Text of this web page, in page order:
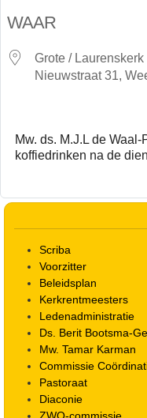
WAAR
Grote / Laurenskerk
Nieuwstraat 31,
Mw. ds. M.J.L de
koffiedrinken na de
Scriba
Voorzitter
Beleidsplan
Kerkrentmeesters
Ledenadministratie
Ds. Berit Bootsma-
Mw. Tamar Karman
Commissie
Pastoraat
Diaconie
ZWO-commissie